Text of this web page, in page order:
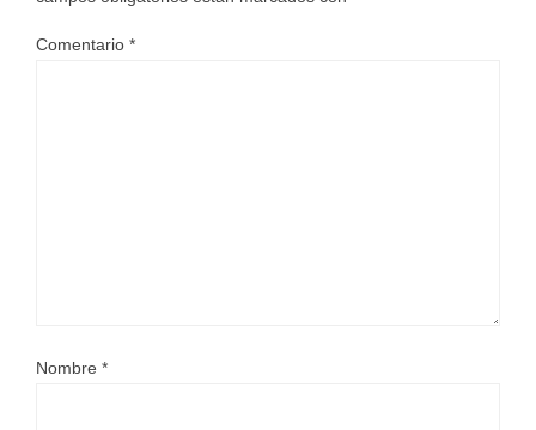
Comentario *
Nombre *